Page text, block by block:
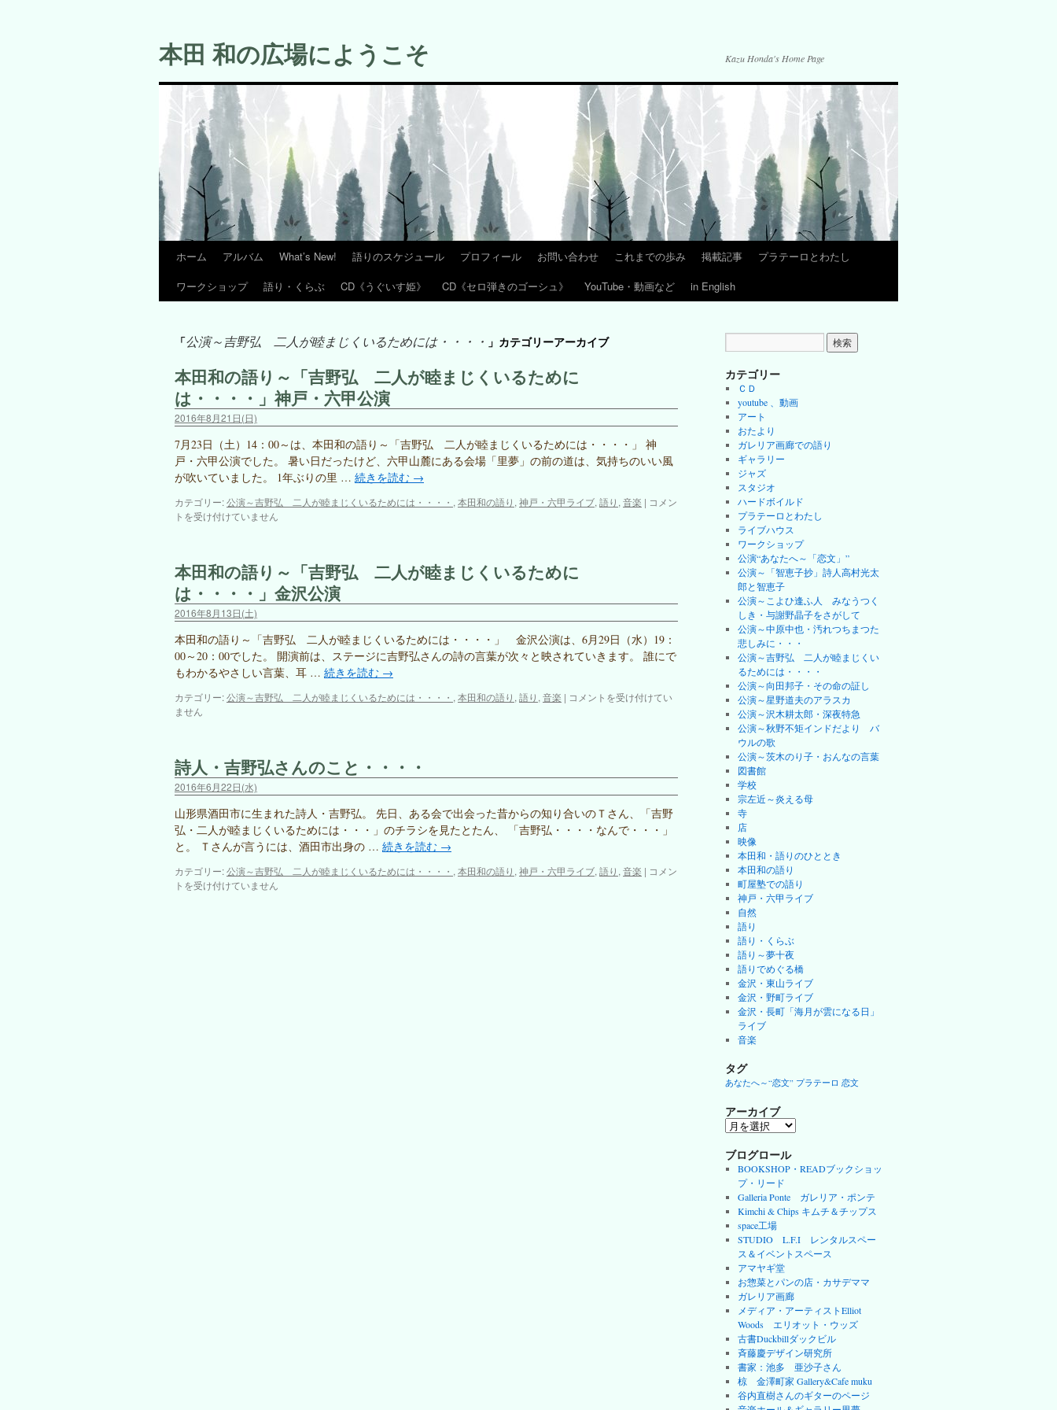
テ
ン
本田 和の広場にようこそ Kazu Honda's Home Page
ホーム アルバム What’s New! 語りのスケジュール プロフィール お問い合わせ これまでの歩み 掲載記事
プラテーロとわたし
ワークショップ
語り・くらぶ CD《うぐいす姫》 CD《セロ弾きのゴーシュ》 YouTube・動画など in English
「公演～吉野弘 二人が睦まじくいるためには・・・・ 」カテゴリーアーカイブ
本田和の語り～「吉野弘 二人が睦まじくいるために
は・・・・」神戸・六甲公演
2016年8月21日(日)
7月23日（土）14：00～は、本田和の語り～「吉野弘 二人が睦まじくいるためには・・・・」 神
戸・六甲公演でした。 暑い日だったけど、六甲山麓にある会場「里夢」の前の道は、気持ちのいい風
が吹いていました。 1年ぶりの里 … 続きを読む →
カテゴリー:公演～吉野弘 二人が睦まじくいるためには・・・・ , 本田和の語り , 神戸・六甲ライブ, 語り , 音楽 | 本
二
人
ま
に
は・・・・」
神
甲
コメン
トを受け付けていません
本田和の語り～「吉野弘 二人が睦まじくいるために
は・・・・」金沢公演
2016年8月13日(土)
本田和の語り～「吉野弘 二人が睦まじくいるためには・・・・」 金沢公演は、6月29日（水）19：
00～20：00でした。 開演前は、ステージに吉野弘さんの詩の言葉が次々と映されていきます。 誰にで
もわかるやさしい言葉、耳 … 続きを読む →
カテゴリー:公演～吉野弘 二人が睦まじくいるためには・・・・ , 本田和の語り , 語り , 音楽 | 本
～
「吉
野
弘
が
睦
コメントを受け付けてい
ません
詩人・吉野弘さんのこと・・・・
2016年6月22日(水)
山形県酒田市に生まれた詩人・吉野弘。 先日、ある会で出会った昔からの知り合いのＴさん、「吉野
弘・二人が睦まじくいるためには・・・」のチラシを見たとたん、 「吉野弘・・・・なんで・・・」
と。 Ｔさんが言うには、酒田市出身の … 続きを読む →
カテゴリー:公演～吉野弘 二人が睦まじくいるためには・・・・ , 本田和の語り , 神戸・六甲ライブ, 語り , 音楽 | 詩
コメン
トを受け付けていません
カテゴリー
ＣＤ
youtube 、動画
アート
おたより
ガレリア画廊での語り
ギャラリー
ジャズ
スタジオ
ハードボイルド
プラテーロとわたし
ライブハウス
ワークショップ
公演“あなたへ～「恋文」”
公演～「智恵子抄」詩人高村光太
郎と智恵子
公演～こよひ逢ふ人 みなうつく
しき・与謝野晶子をさがして
公演～中原中也・汚れつちまつた
悲しみに・・・
公演～吉野弘 二人が睦まじくい
るためには・・・・
公演～向田邦子・その命の証し
公演～星野道夫のアラスカ
公演～沢木耕太郎・深夜特急
公演～秋野不矩インドだより バ
ウルの歌
公演～茨木のり子・おんなの言葉
図書館
学校
宗左近～炎える母
寺
店
映像
本田和・語りのひととき
本田和の語り
町屋塾での語り
神戸・六甲ライブ
自然
語り
語り・くらぶ
語り～夢十夜
語りでめぐる橋
金沢・東山ライブ
金沢・野町ライブ
金沢・長町「海月が雲になる日」
ライブ
音楽
タグ
あなたへ～“恋文” プラテーロ 恋文
アーカイブ
ア
カ
イ
ブログロール
BOOKSHOP・READブックショッ
プ・リード
Galleria Ponte ガレリア・ポンテ
Kimchi & Chips キムチ＆チップス
space工場
STUDIO L.F.I レンタルスペー
ス＆イベントスペース
アマヤギ堂
お惣菜とパンの店・カサデママ
ガレリア画廊
メディア・アーティストElliot
Woods エリオット・ウッズ
古書Duckbillダックビル
斉藤慶デザイン研究所
書家：池多 亜沙子さん
椋 金澤町家 Gallery&Cafe muku
谷内直樹さんのギターのページ